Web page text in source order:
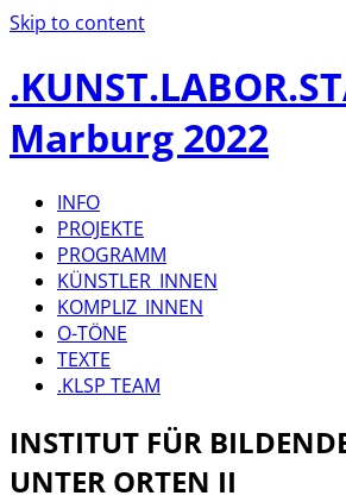
Skip to content
Marburg 2022
INFO
PROJEKTE
PROGRAMM
KÜNSTLER_INNEN
KOMPLIZ_INNEN
O-TÖNE
TEXTE
.KLSP TEAM
INSTITUT FÜR
UNTER ORTEN II